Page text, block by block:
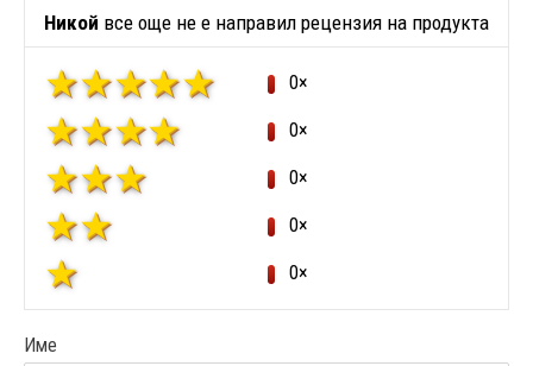
Никой все още не е направил рецензия на продукта
0×
0×
0×
0×
0×
Име